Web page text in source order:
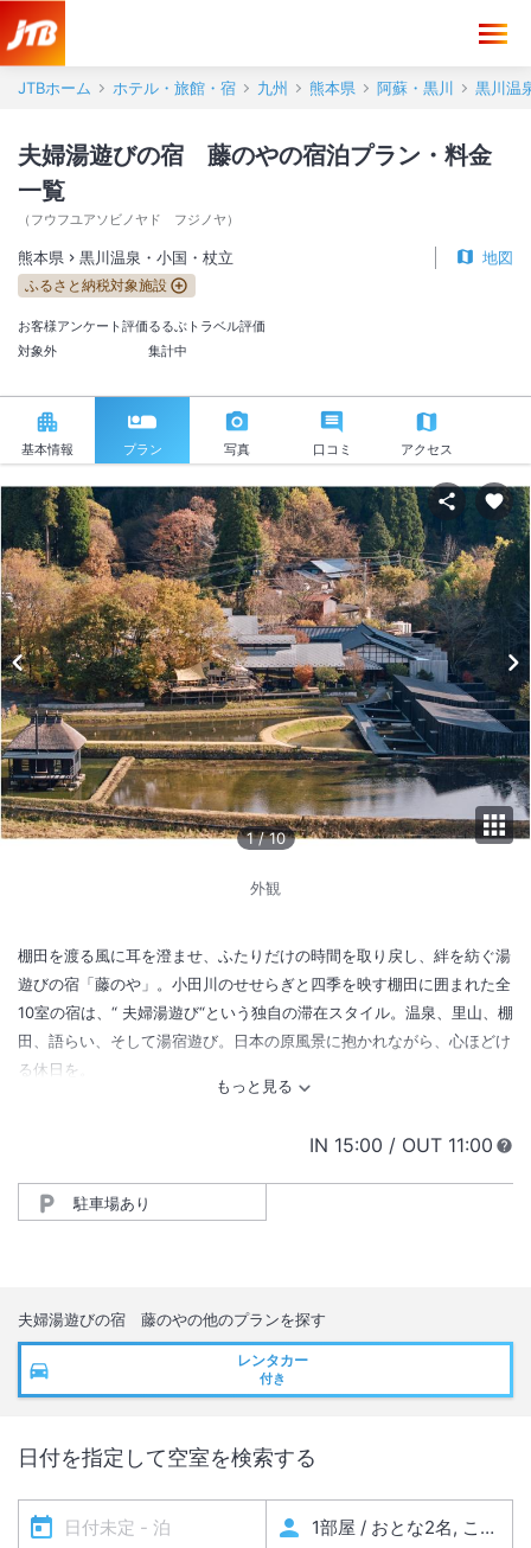
JTBホーム ホテル・旅館・宿 九州 熊本県 阿蘇・黒川 黒川温
夫婦湯遊びの宿 藤のやの宿泊プラン・料金
一覧
（ フウフユアソビノヤド フジノヤ ）
熊本県 黒川温泉・小国・杖立 地図
ふるさと納税対象施設
お客様アンケート評価
対象外
るるぶトラベル評価
集計中
基本情報 プラン 写真 口コミ アクセス
1 /10
外観
棚田を渡る風に耳を澄ませ、ふたりだけの時間を取り戻し、絆を紡ぐ湯
遊びの宿「藤のや」。小田川のせせらぎと四季を映す棚田に囲まれた全
10室の宿は、“ 夫婦湯遊び“という独自の滞在スタイル。温泉、里山、棚
田、語らい、そして湯宿遊び。日本の原風景に抱かれながら、心ほどけ
る休日を。
IN チェックイン
15:00 / OUT チェック
11:00
駐車場あり
夫婦湯遊びの宿 藤のやの他のプランを探す
レンタカー
付き
日付を指定して空室を検索する